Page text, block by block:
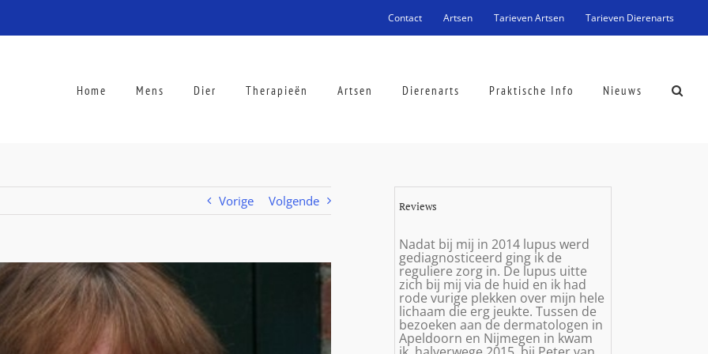
Contact Artsen Tarieven Artsen Tarieven Dierenarts
Home Mens Dier Therapieën Artsen Dierenarts Praktische Info Nieuws
Vorige Volgende Reviews
Nadat bij mij in 2014 lupus werd
gediagnosticeerd ging ik de
reguliere zorg in. De lupus uitte
zich bij mij via de huid en ik had
rode vurige plekken over mijn hele
lichaam die erg jeukte. Tussen de
bezoeken aan de dermatologen in
Apeldoorn en Nijmegen in kwam